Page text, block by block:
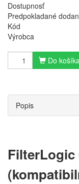
Dostupnosť
Predpokladané
Kód
Výrobca
Do
Popis
FilterLogic